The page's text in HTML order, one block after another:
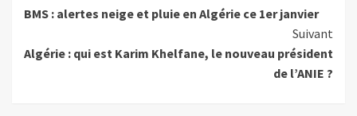
BMS : alertes neige et pluie en Algérie ce 1er janvier
Suivant
Algérie : qui est Karim Khelfane, le nouveau président
de l’ANIE ?